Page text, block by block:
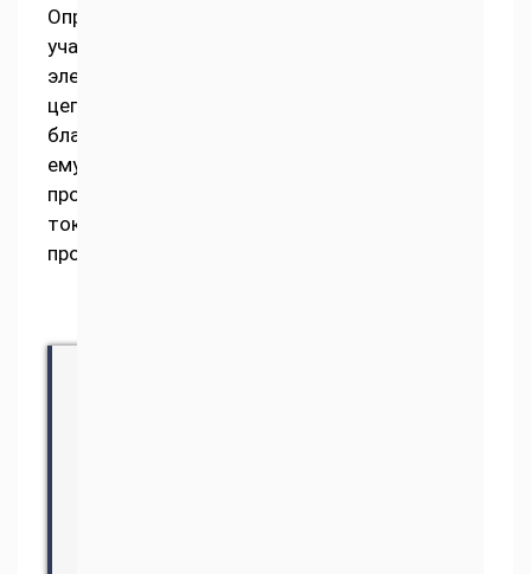
Определенный
участок
электрической
цепи
благодаря
ему,
противодействует
токовому
прохождению.